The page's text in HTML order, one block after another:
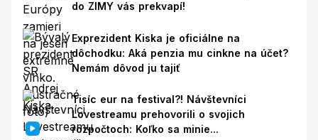
do ZIMY vás prekvapí!
Exprezident Kiska je oficiálne na
dôchodku: Aká penzia mu cinkne na účet?
Nemám dôvod ju tajiť
Tisíc eur na festival?! Návštevníci
Lovestreamu prehovorili o svojich
rozpočtoch: Koľko sa minie...